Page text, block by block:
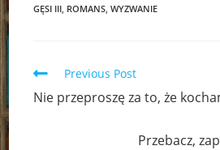
GĘSI III ROMANS WYZWANIE
Read
articles
Previous Post
Nie przeproszę za to, że
Przebacz,